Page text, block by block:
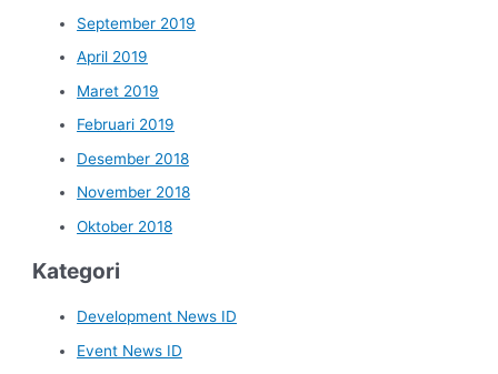
September 2019
April 2019
Maret 2019
Februari 2019
Desember 2018
November 2018
Oktober 2018
Kategori
Development News ID
Event News ID